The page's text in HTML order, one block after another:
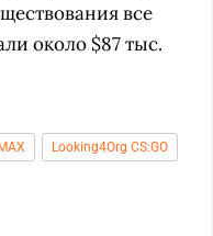
все
около $87 тыс.
Looking4Org CS:GO